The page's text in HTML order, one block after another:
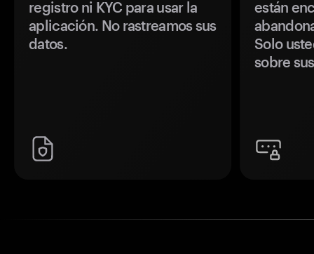
registro ni KYC para usar la
aplicación. No rastreamos sus
datos.
están
Solo
sobre